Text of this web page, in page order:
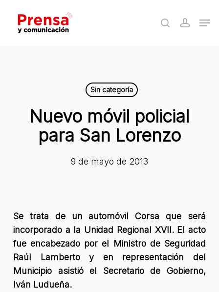
main
search
Sin categoría
Nuevo móvil policial
para San Lorenzo
9 de mayo de 2013
Se trata de un automóvil Corsa que será
incorporado a la Unidad Regional XVII. El acto
fue encabezado por el Ministro de Seguridad
Raúl Lamberto y en representación del
Municipio asistió el Secretario de Gobierno,
Iván Ludueña.